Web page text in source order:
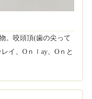
。咬頭頂(歯の尖って
イ、Oｎｌay、Oｎと